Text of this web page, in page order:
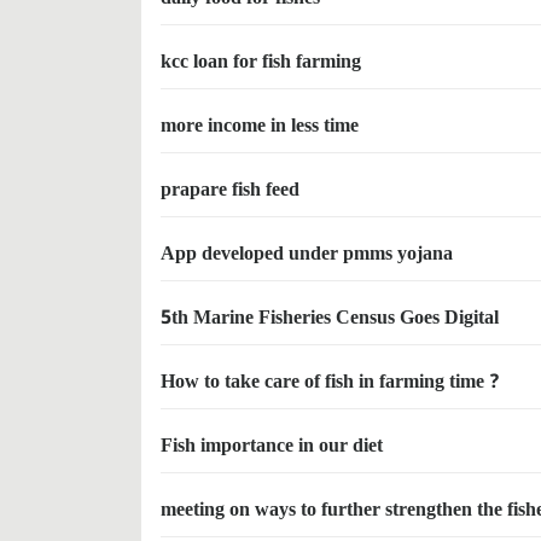
kcc loan for fish farming
more income in less time
prapare fish feed
App developed under pmms yojana
5th Marine Fisheries Census Goes Digital
How to take care of fish in farming time ?
Fish importance in our diet
meeting on ways to further strengthen the